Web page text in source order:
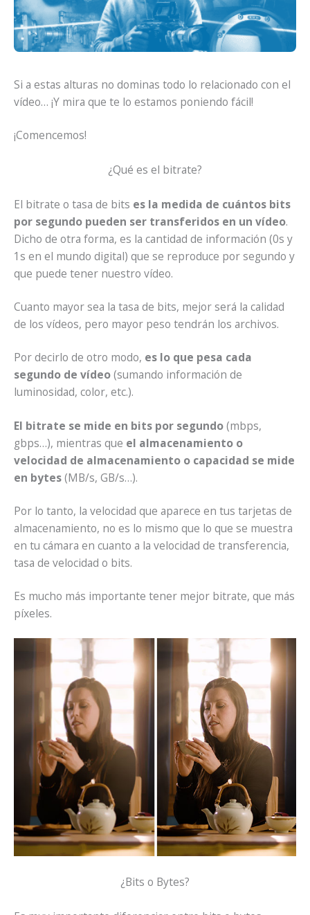
Si a estas alturas no dominas todo lo relacionado con el
vídeo… ¡Y mira que te lo estamos poniendo fácil!
¡Comencemos!
¿Qué es el bitrate?
El bitrate o tasa de bits es la medida de cuántos bits
por segundo pueden ser transferidos en un vídeo.
Dicho de otra forma, es la cantidad de información (0s y
1s en el mundo digital) que se reproduce por segundo y
que puede tener nuestro vídeo.
Cuanto mayor sea la tasa de bits, mejor será la calidad
de los vídeos, pero mayor peso tendrán los archivos.
Por decirlo de otro modo, es lo que pesa cada
segundo de vídeo(sumando información de
luminosidad, color, etc.).
El bitrate se mide en bits por segundo(mbps,
gbps…), mientras que el almacenamiento o
velocidad de almacenamiento o capacidad se mide
en bytes(MB/s, GB/s…).
Por lo tanto, la velocidad que aparece en tus tarjetas de
almacenamiento, no es lo mismo que lo que se muestra
en tu cámara en cuanto a la velocidad de transferencia,
tasa de velocidad o bits.
Es mucho más importante tener mejor bitrate, que más
píxeles.
¿Bits o Bytes?